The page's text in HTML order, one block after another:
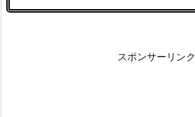
スポンサーリンク